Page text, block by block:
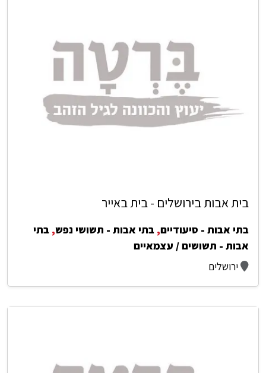
בית אבות בירושלים - בית באייר
בתי אבות - סיעודיים, בתי אבות - תשושי נפש, בתי
אבות - תשושים / עצמאיים
ירושלים